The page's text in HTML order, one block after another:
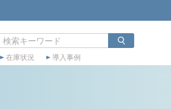
在庫状況 導入事例